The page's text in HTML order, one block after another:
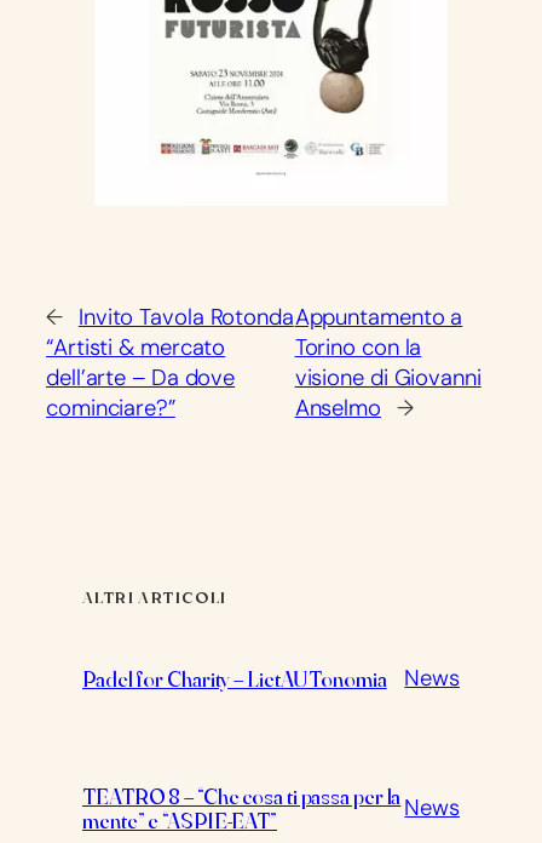
← Invito Tavola Rotonda
“Artisti & mercato
dell’arte – Da dove
cominciare?”
Appuntamento a
Torino con la
visione di Giovanni
Anselmo →
ALTRI ARTICOLI
Padel for Charity – LietAUTonomia News
TEATRO 8 – “Che cosa ti passa per la
mente” e “ASPIE-EAT”
News